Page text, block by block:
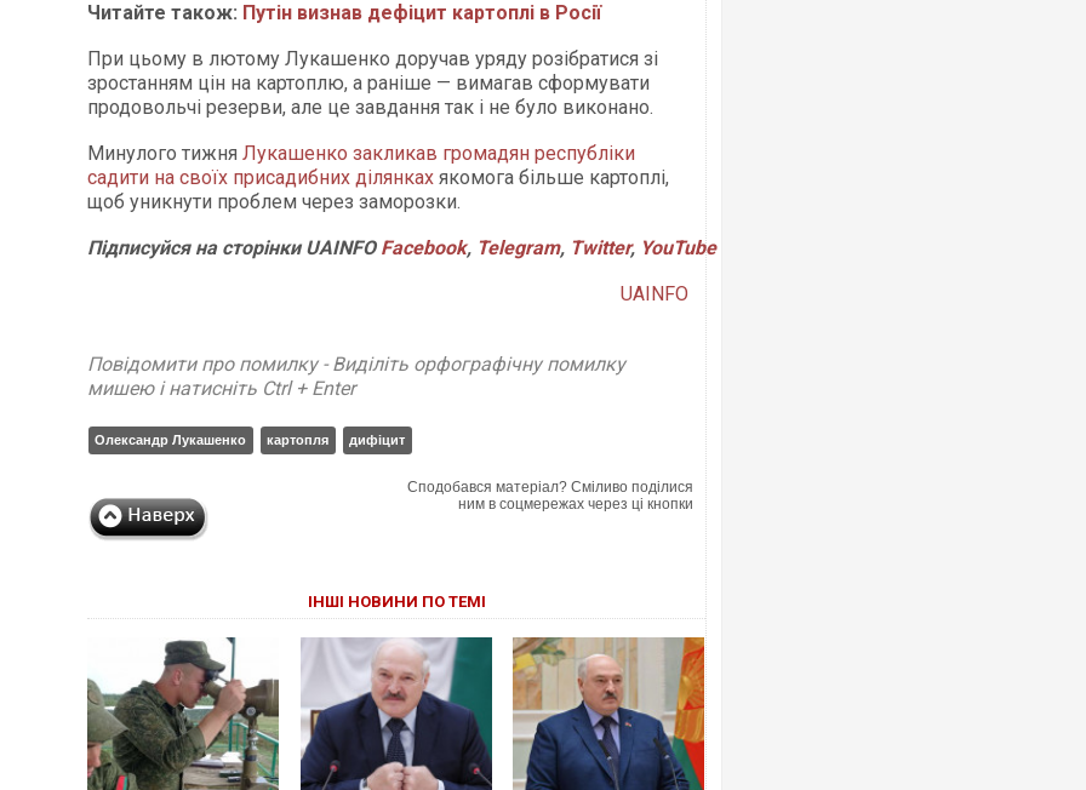
Читайте також: Путін визнав дефіцит картоплі в Росії
При цьому в лютому Лукашенко доручав уряду розібратися зі
зростанням цін на картоплю, а раніше — вимагав сформувати
продовольчі резерви, але це завдання так і не було виконано.
Минулого тижня Лукашенко закликав громадян республіки
садити на своїх присадибних ділянках якомога більше картоплі,
щоб уникнути проблем через заморозки.
ПідписуйсянасторінкиUAINFO Facebook, Telegram, Twitter, YouTube
UAINFO
Повідомити про помилку - Виділіть орфографічну помилку
мишею і натисніть Ctrl + Enter
Олександр Лукашенко картопля дифіцит
Сподобався матеріал? Сміливо поділися
ним в соцмережах через ці кнопки
ІНШІ НОВИНИ ПО ТЕМІ
Українські надзвичайники